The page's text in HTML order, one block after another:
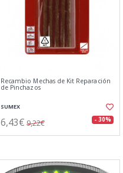
Recambio Mechas de Kit Reparación
de Pinchazos
SUMEX
6,43€ 9,22€ - 30%